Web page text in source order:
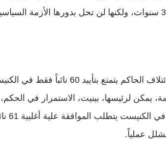
الخامسة في غضون أقل من 3 سنوات، ولكنها لن تحل بدورها
بعد استقالة “سيلمان”، بات الائتلاف
يمكن لرئيسها، بينيت، الاستمرار في
على
عملياً.